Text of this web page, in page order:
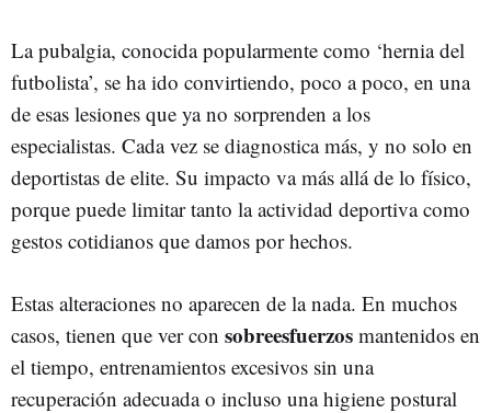
La pubalgia, conocida popularmente como ‘hernia del
futbolista’, se ha ido convirtiendo, poco a poco, en una
de esas lesiones que ya no sorprenden a los
especialistas. Cada vez se diagnostica más, y no solo en
deportistas de elite. Su impacto va más allá de lo físico,
porque puede limitar tanto la actividad deportiva como
gestos cotidianos que damos por hechos.
Estas alteraciones no aparecen de la nada. En muchos
casos, tienen que ver con sobreesfuerzos mantenidos en
el tiempo, entrenamientos excesivos sin una
recuperación adecuada o incluso una higiene postural